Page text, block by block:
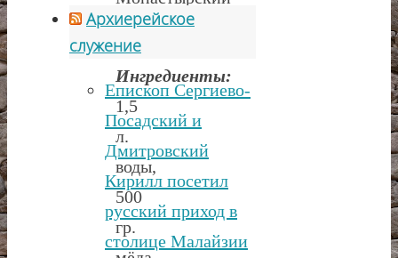
Ингредиенты:
1,5
л.
воды,
500
гр.
Архиерейское
служение
Епископ Сергиево-
Посадский и
Дмитровский
Кирилл посетил
русский приход в
столице Малайзии